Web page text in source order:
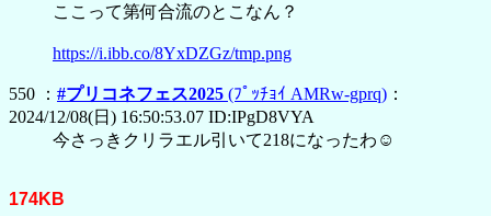
ここって第何合流のとこなん？
https://i.ibb.co/8YxDZGz/tmp.png
550 ： #プリコネフェス2025 (ﾌﾟｯﾁｮｲ AMRw-gprq) ：
2024/12/08(日) 16:50:53.07 ID:IPgD8VYA
今さっきクリラエル引いて218になったわ☺
174KB